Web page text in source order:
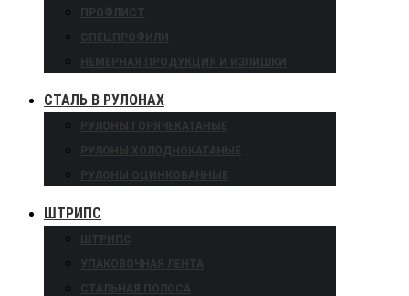
ПРОФЛИСТ
СПЕЦПРОФИЛИ
НЕМЕРНАЯ ПРОДУКЦИЯ И ИЗЛИШКИ
СТАЛЬ В РУЛОНАХ
РУЛОНЫ ГОРЯЧЕКАТАНЫЕ
РУЛОНЫ ХОЛОДНОКАТАНЫЕ
РУЛОНЫ ОЦИНКОВАННЫЕ
ШТРИПС
ШТРИПС
УПАКОВОЧНАЯ ЛЕНТА
СТАЛЬНАЯ ПОЛОСА